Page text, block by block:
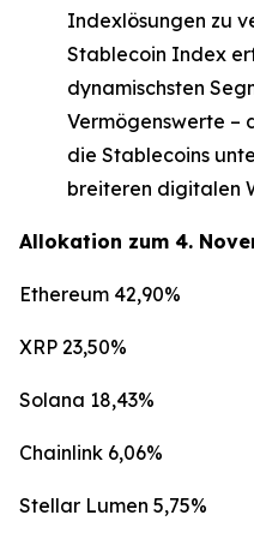
Indexlösungen zu
Stablecoin Index
dynamischsten
Vermögenswerte –
die Stablecoins
breiteren digitalen
Allokation zum 4.
Ethereum 42,90%
XRP 23,50%
Solana 18,43%
Chainlink 6,06%
Stellar Lumen 5,75%